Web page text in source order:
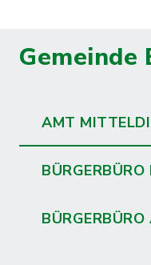
Gemeinde
AMT
BÜRGERBÜRO
BÜRGERBÜRO